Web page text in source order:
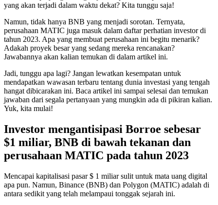
yang akan terjadi dalam waktu dekat? Kita tunggu saja!
Namun, tidak hanya BNB yang menjadi sorotan. Ternyata,
perusahaan MATIC juga masuk dalam daftar perhatian investor di
tahun 2023. Apa yang membuat perusahaan ini begitu menarik?
Adakah proyek besar yang sedang mereka rencanakan?
Jawabannya akan kalian temukan di dalam artikel ini.
Jadi, tunggu apa lagi? Jangan lewatkan kesempatan untuk
mendapatkan wawasan terbaru tentang dunia investasi yang tengah
hangat dibicarakan ini. Baca artikel ini sampai selesai dan temukan
jawaban dari segala pertanyaan yang mungkin ada di pikiran kalian.
Yuk, kita mulai!
Investor mengantisipasi Borroe sebesar
$1 miliar, BNB di bawah tekanan dan
perusahaan MATIC pada tahun 2023
Mencapai kapitalisasi pasar $ 1 miliar sulit untuk mata uang digital
apa pun. Namun, Binance (BNB) dan Polygon (MATIC) adalah di
antara sedikit yang telah melampaui tonggak sejarah ini.